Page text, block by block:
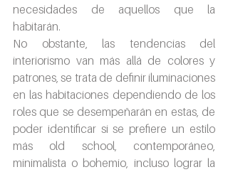
necesidades de aquellos que la
habitarán.
No obstante, las tendencias del
interiorismo van más allá de colores y
patrones, se trata de definir iluminaciones
en las habitaciones dependiendo de los
roles que se desempeñarán en estas, de
poder identificar si se prefiere un estilo
más old school, contemporáneo,
minimalista o bohemio, incluso lograr la